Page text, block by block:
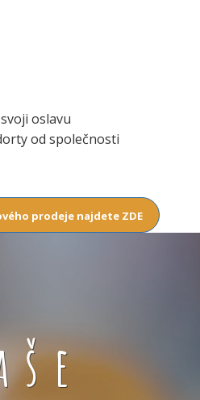
oslavu
od společnosti
prodeje najdete ZDE